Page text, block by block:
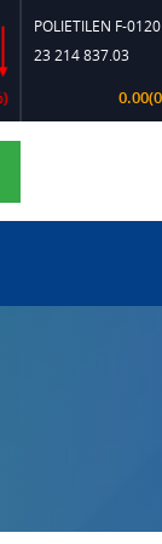
POLIETILEN F-0120
23 214 837.03
0.00(0.00%)